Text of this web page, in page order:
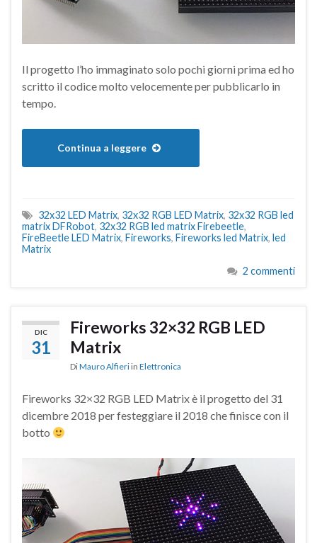
Il progetto l’ho immaginato solo pochi giorni prima ed ho
scritto il codice molto velocemente per pubblicarlo in
tempo.
Continua a leggere
32x32 LED Matrix, 32x32 RGB LED Matrix, 32x32 RGB led
matrix DFRobot, 32x32 RGB led matrix Firebeetle,
FireBeetle LED Matrix, Fireworks, Fireworks led Matrix, led
Matrix
2 commenti
DIC
31
Fireworks 32×32 RGB LED
Matrix
DiMauro Alfieri in Elettronica
Fireworks 32×32 RGB LED Matrix è il progetto del 31
dicembre 2018 per festeggiare il 2018 che finisce con il
botto